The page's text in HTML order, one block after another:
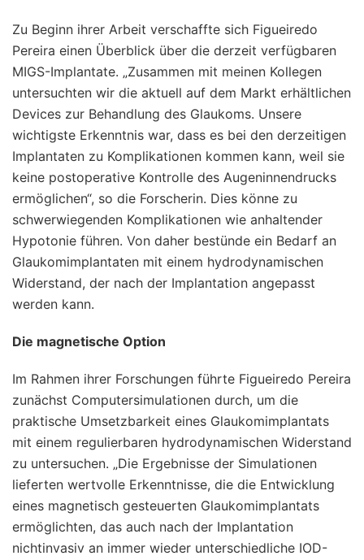
Zu Beginn ihrer Arbeit verschaffte sich Figueiredo
Pereira einen Überblick über die derzeit verfügbaren
MIGS-Implantate. „Zusammen mit meinen Kollegen
untersuchten wir die aktuell auf dem Markt erhältlichen
Devices zur Behandlung des Glaukoms. Unsere
wichtigste Erkenntnis war, dass es bei den derzeitigen
Implantaten zu Komplikationen kommen kann, weil sie
keine postoperative Kontrolle des Augeninnendrucks
ermöglichen“, so die Forscherin. Dies könne zu
schwerwiegenden Komplikationen wie anhaltender
Hypotonie führen. Von daher bestünde ein Bedarf an
Glaukomimplantaten mit einem hydrodynamischen
Widerstand, der nach der Implantation angepasst
werden kann.
Die magnetische Option
Im Rahmen ihrer Forschungen führte Figueiredo Pereira
zunächst Computersimulationen durch, um die
praktische Umsetzbarkeit eines Glaukomimplantats
mit einem regulierbaren hydrodynamischen Widerstand
zu untersuchen. „Die Ergebnisse der Simulationen
lieferten wertvolle Erkenntnisse, die die Entwicklung
eines magnetisch gesteuerten Glaukomimplantats
ermöglichten, das auch nach der Implantation
nichtinvasiv an immer wieder unterschiedliche IOD-